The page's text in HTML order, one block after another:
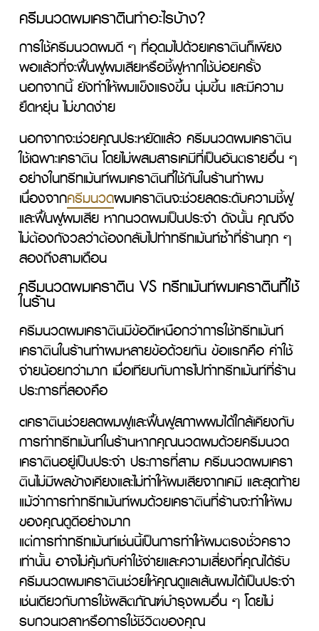
ครีมนวดผมเคราตินทำอะไรบ้าง?
การใช้ครีมนวดผมดี ๆ ที่อุดมไปด้วยเคราตินก็เพียง
พอแล้วที่จะฟื้นฟูผมเสียหรือชี้ฟูหากใช้บ่อยครั้ง
นอกจากนี้ ยังทำให้ผมแข็งแรงขึ้น นุ่มขึ้น และมีความ
ยืดหยุ่น ไม่ขาดง่าย
นอกจากจะช่วยคุณประหยัดแล้ว ครีมนวดผมเคราติน
ใช้เฉพาะเคราติน โดยไม่ผสมสารเคมีที่เป็นอันตรายอื่น ๆ
อย่างในทรีทเม้นท์ผมเคราตินที่ใช้กันในร้านทำผม
เนื่องจากครีมนวดผมเคราตินจะช่วยลดระดับความชี้ฟู
และฟื้นฟูผมเสีย หากนวดผมเป็นประจำ ดังนั้น คุณจึง
ไม่ต้องกังวลว่าต้องกลับไปทำทรีทเม้นท์ซ้ำที่ร้านทุก ๆ
สองถึงสามเดือน
ครีมนวดผมเคราติน VS ทรีทเม้นท์ผมเคราตินที่ใช้
ในร้าน
ครีมนวดผมเคราตินมีข้อดีเหนือกว่าการใช้ทรีทเม้นท์
เคราตินในร้านทำผมหลายข้อด้วยกัน ข้อแรกคือ ค่าใช้
จ่ายน้อยกว่ามาก เมื่อเทียบกับการไปทำทรีทเม้นท์ที่ร้าน
ประการที่สองคือ
cเคราตินช่วยลดผมฟูและฟื้นฟูสภาพผมได้ใกล้เคียงกับ
การทำทรีทเม้นท์ในร้านหากคุณนวดผมด้วยครีมนวด
เคราตินอยู่เป็นประจำ ประการที่สาม ครีมนวดผมเครา
ตินไม่มีผลข้างเคียงและไม่ทำให้ผมเสียจากเคมี และสุดท้าย
แม้ว่าการทำทรีทเม้นท์ผมด้วยเคราตินที่ร้านจะทำให้ผม
ของคุณดูดีอย่างมาก
แต่การทำทรีทเม้นท์เช่นนี้เป็นการทำให้ผมตรงชั่วคราว
เท่านั้น อาจไม่คุ้มกับค่าใช้จ่ายและความเสี่ยงที่คุณได้รับ
ครีมนวดผมเคราตินช่วยให้คุณดูแลเส้นผมได้เป็นประจำ
เช่นเดียวกับการใช้ผลิตภัณฑ์บำรุงผมอื่น ๆ โดยไม่
รบกวนเวลาหรือการใช้ชีวิตของคุณ